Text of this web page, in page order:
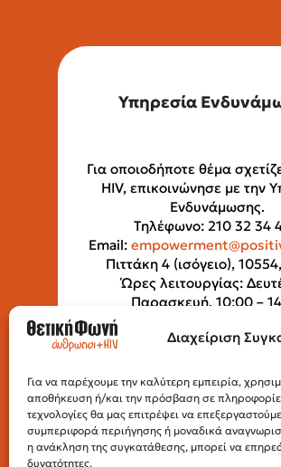
Διαχείριση
Για να παρέχουμε την καλύτερη εμπειρία,
αποθήκευση ή/και την πρόσβαση σε
τεχνολογίες θα μας επιτρέψει να
συμπεριφορά περιήγησης ή μοναδικά
η ανάκληση της συγκατάθεσης, μπορεί να
δυνατότητες.
Υπηρεσία
Για οποιοδήποτε θέμα
HIV, επικοινώνησε με την
Ενδυνάμωσης.
Τηλέφωνο: 210 32 34
Email:
Πιττάκη 4 (ισόγειο),
Ώρες λειτουργίας:
Παρασκευή, 10:00 –